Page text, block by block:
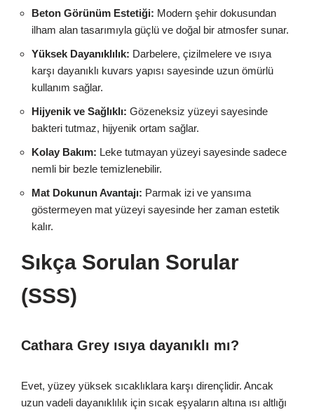
Beton Görünüm Estetiği: Modern şehir dokusundan
ilham alan tasarımıyla güçlü ve doğal bir atmosfer sunar.
Yüksek Dayanıklılık: Darbelere, çizilmelere ve ısıya
karşı dayanıklı kuvars yapısı sayesinde uzun ömürlü
kullanım sağlar.
Hijyenik ve Sağlıklı: Gözeneksiz yüzeyi sayesinde
bakteri tutmaz, hijyenik ortam sağlar.
Kolay Bakım: Leke tutmayan yüzeyi sayesinde sadece
nemli bir bezle temizlenebilir.
Mat Dokunun Avantajı: Parmak izi ve yansıma
göstermeyen mat yüzeyi sayesinde her zaman estetik
kalır.
Sıkça Sorulan Sorular
(SSS)
Cathara Grey ısıya dayanıklı mı?
Evet, yüzey yüksek sıcaklıklara karşı dirençlidir. Ancak
uzun vadeli dayanıklılık için sıcak eşyaların altına ısı altlığı